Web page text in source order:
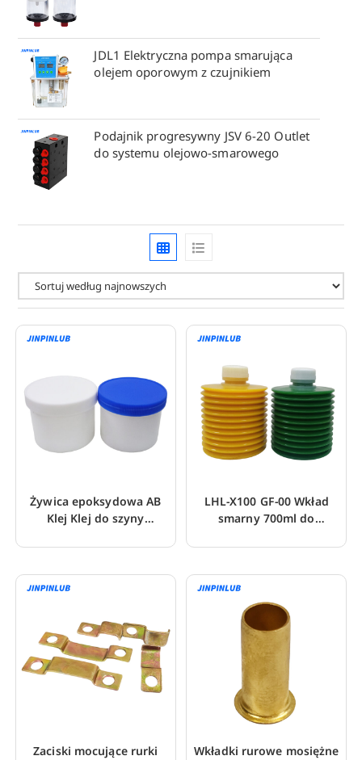
JDL1 Elektryczna pompa smarująca
olejem oporowym z czujnikiem
Podajnik progresywny JSV 6-20 Outlet
do systemu olejowo-smarowego
Żywica epoksydowa AB
Klej Klej do szyny
Plastic
LHL-X100 GF-00 Wkład
smarny 700ml do
Zaciski mocujące rurki
Wkładki rurowe mosiężne